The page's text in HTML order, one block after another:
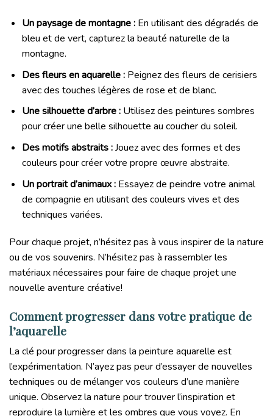
Un paysage de montagne :En utilisant des dégradés de
bleu et de vert, capturez la beauté naturelle de la
montagne.
Des fleurs en aquarelle :Peignez des fleurs de cerisiers
avec des touches légères de rose et de blanc.
Une silhouette d’arbre :Utilisez des peintures sombres
pour créer une belle silhouette au coucher du soleil.
Des motifs abstraits :Jouez avec des formes et des
couleurs pour créer votre propre œuvre abstraite.
Un portrait d’animaux :Essayez de peindre votre animal
de compagnie en utilisant des couleurs vives et des
techniques variées.
Pour chaque projet, n’hésitez pas à vous inspirer de la nature
ou de vos souvenirs. N’hésitez pas à rassembler les
matériaux nécessaires pour faire de chaque projet une
nouvelle aventure créative!
Comment progresser dans votre pratique de
l’aquarelle
La clé pour progresser dans la peinture aquarelle est
l’expérimentation. N’ayez pas peur d’essayer de nouvelles
techniques ou de mélanger vos couleurs d’une manière
unique. Observez la nature pour trouver l’inspiration et
reproduire la lumière et les ombres que vous voyez. En